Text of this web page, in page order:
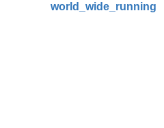
world_wide_running